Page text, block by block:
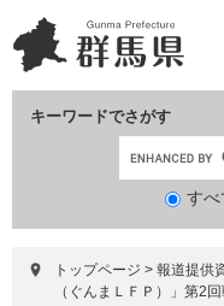
ー
ジ
ニ
ュ
て
キーワードでさがす
すべ
トップページ > 報道提供
（ぐんまＬＦＰ）」第2